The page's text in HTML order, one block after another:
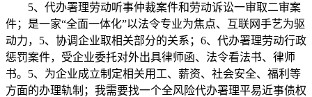
5、代办署理劳动听事仲裁案件和劳动诉讼一审取二审案
件；是一家“全面一体化”以法令专业为焦点、互联网手艺为驱
动力，5、协调企业取相关部分的关系；6、代办署理劳动行政
惩罚案件，受企业委托对外出具律师函、法令看法书、律师
书。5、为企业成立制定相关用工、薪资、社会安全、福利等
方面的办理轨制；我需要找一个全风险代办署理平易近事债权